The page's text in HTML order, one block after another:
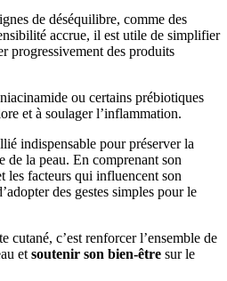
de déséquilibre, comme des
accrue, il est utile de simplifier
progressivement des produits
ou certains prébiotiques
et à soulager l’inflammation.
indispensable pour préserver la
de la peau. En comprenant son
les facteurs qui influencent son
des gestes simples pour le
cutané, c’est renforcer l’ensemble de
et soutenir son bien-être sur le